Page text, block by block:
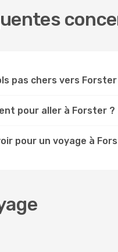
pas chers vers Forster
pour aller à Forster ?
pour un voyage à